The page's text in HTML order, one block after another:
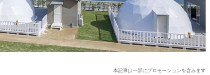
本記事は一部にプロモーションを含みます